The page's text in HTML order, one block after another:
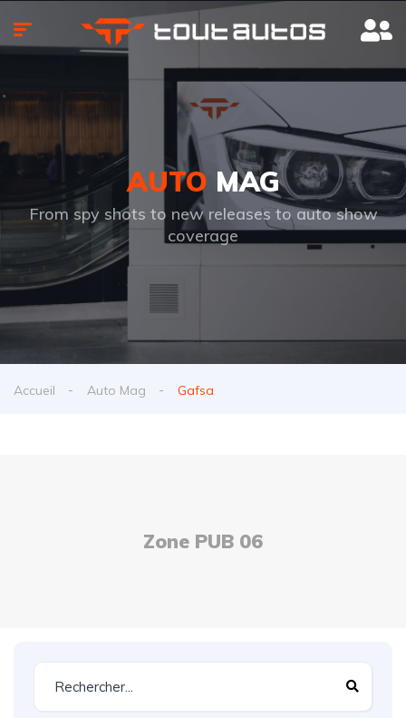
AUTO MAG
From spy shots to new releases to auto show
coverage
Accueil Auto Mag Gafsa
Zone PUB 06